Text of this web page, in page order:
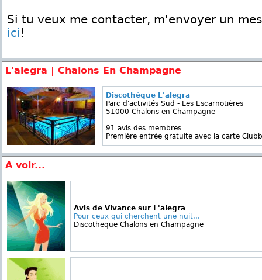
Si tu veux me contacter, m'envoyer un
ici !
L'alegra | Chalons En Champagne
Discothèque L'alegra
Parc d'activités Sud - Les Escarnotières
51000 Chalons en Champagne
91 avis des membres
Première entrée gratuite avec la carte
A voir...
Avis de Vivance sur L'alegra
Pour ceux qui cherchent une nuit...
Discotheque Chalons en Champagne